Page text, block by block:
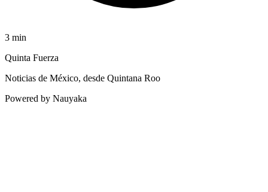
3 min
Quinta Fuerza
Noticias de México, desde Quintana Roo
Powered by Nauyaka